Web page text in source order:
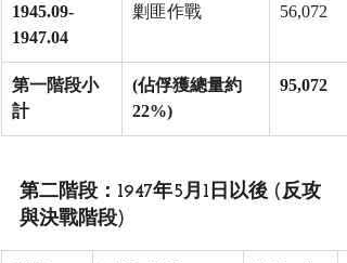
1945.09-
1947.04
剿匪作戰 56,072
第一階段小
計
(佔俘獲總量約
22%)
95,072
第二階段：1947年5月1日以後 (反攻
與決戰階段)